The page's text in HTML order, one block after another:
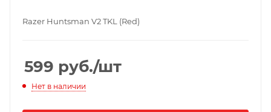
Razer Huntsman V2 TKL (Red)
599 руб./шт
Нет в наличии